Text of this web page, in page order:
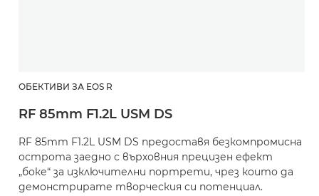
ОБЕКТИВИ ЗА EOS R
RF 85mm F1.2L USM DS
RF 85mm F1.2L USM DS предоставя безкомпромисна
острота заедно с върховния прецизен ефект
„боке“ за изключителни портрети, чрез които да
демонстрирате творческия си потенциал.